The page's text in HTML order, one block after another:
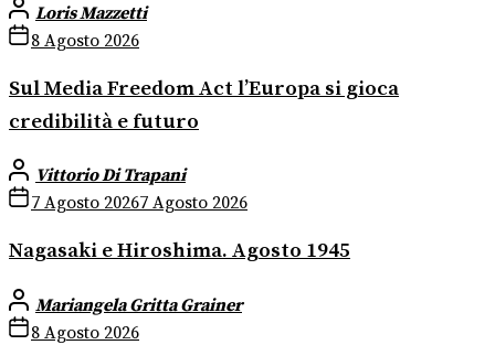
Loris Mazzetti
8 Agosto 2026
Sul Media Freedom Act l’Europa si gioca
credibilità e futuro
Vittorio Di Trapani
7 Agosto 20267 Agosto 2026
Nagasaki e Hiroshima. Agosto 1945
Mariangela Gritta Grainer
8 Agosto 2026